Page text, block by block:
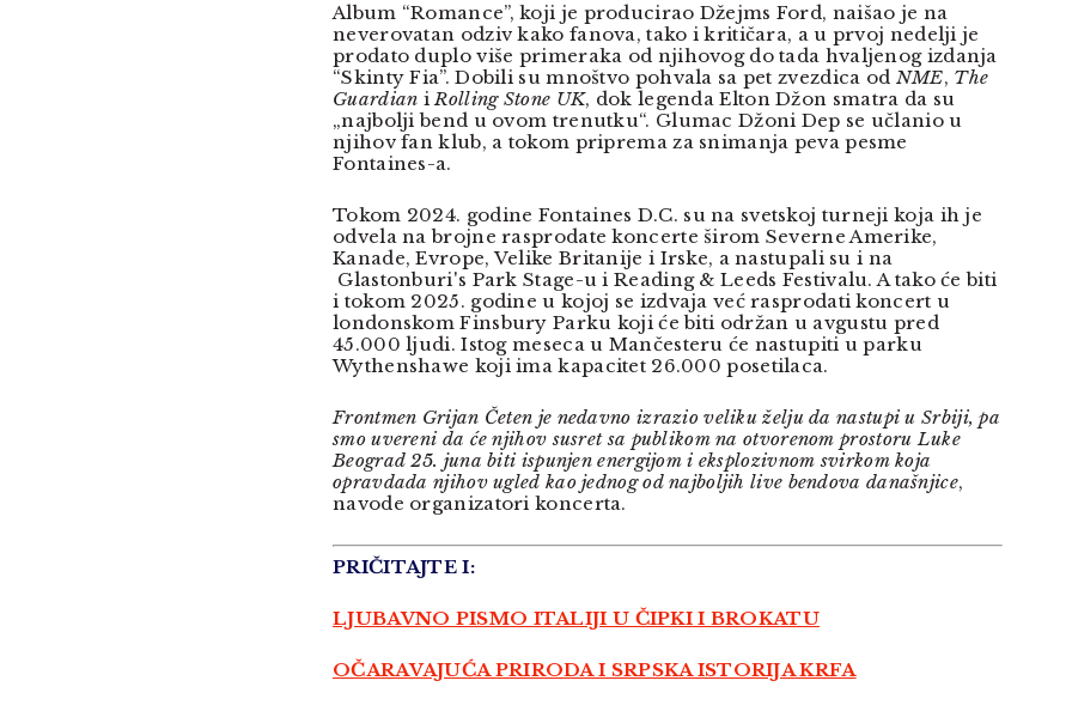
Album “Romance”, koji je producirao Džejms Ford, naišao je na
neverovatan odziv kako fanova, tako i kritičara, a u prvoj nedelji je
prodato duplo više primeraka od njihovog do tada hvaljenog izdanja
“Skinty Fia”. Dobili su mnoštvo pohvala sa pet zvezdica od NME, The
Guardian iRolling Stone UK, dok legenda Elton Džon smatra da su
„najbolji bend u ovom trenutku“. Glumac Džoni Dep se učlanio u
njihov fan klub, a tokom priprema za snimanja peva pesme
Fontaines-a.
Tokom 2024. godine Fontaines D.C. su na svetskoj turneji koja ih je
odvela na brojne rasprodate koncerte širom Severne Amerike,
Kanade, Evrope, Velike Britanije i Irske, a nastupali su i na
Glastonburi's Park Stage-u i Reading & Leeds Festivalu. A tako će biti
i tokom 2025. godine u kojoj se izdvaja već rasprodati koncert u
londonskom Finsbury Parku koji će biti održan u avgustu pred
45.000 ljudi. Istog meseca u Mančesteru će nastupiti u parku
Wythenshawe koji ima kapacitet 26.000 posetilaca.
Frontmen Grijan Četen je nedavno izrazio veliku želju da nastupi u Srbiji, pa
smo uvereni da će njihov susret sa publikom na otvorenom prostoru Luke
Beograd 25. juna biti ispunjen energijom i eksplozivnom svirkom koja
opravdada njihov ugled kao jednog od najboljih live bendova današnjice,
navode organizatori koncerta.
PRIČITAJTE I:
LJUBAVNO PISMO ITALIJI U ČIPKI I BROKATU
OČARAVAJUĆA PRIRODA I SRPSKA ISTORIJA KRFA